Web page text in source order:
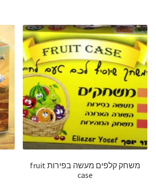
משחק קלפים מעשה בפירות fruit
case